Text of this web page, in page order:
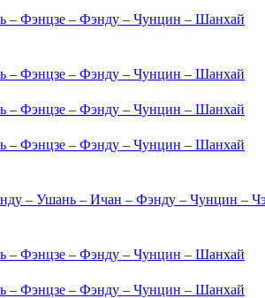
– Фэнцзе – Фэнду – Чунцин – Шанхай
– Фэнцзе – Фэнду – Чунцин – Шанхай
– Фэнцзе – Фэнду – Чунцин – Шанхай
– Фэнцзе – Фэнду – Чунцин – Шанхай
– Ушань – Ичан – Фэнду – Чунцин –
– Фэнцзе – Фэнду – Чунцин – Шанхай
– Фэнцзе – Фэнду – Чунцин – Шанхай